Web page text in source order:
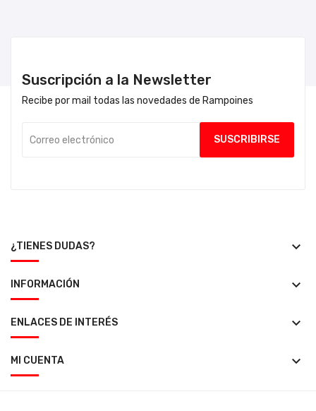
Suscripción a la Newsletter
Recibe por mail todas las novedades de Rampoines
¿TIENES DUDAS? keyboard_arrow_down
INFORMACIÓN keyboard_arrow_down
ENLACES DE INTERÉS keyboard_arrow_down
MI CUENTA keyboard_arrow_down